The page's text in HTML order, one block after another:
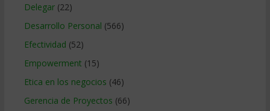
Delegar(22)
Desarrollo Personal (566)
Efectividad (52)
Empowerment (15)
Etica en los negocios (46)
Gerencia de Proyectos (66)